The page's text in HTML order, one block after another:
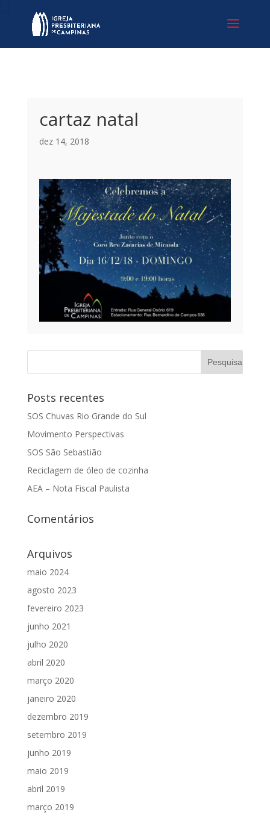
cartaz natal
dez 14, 2018
Posts recentes
SOS Chuvas Rio Grande do Sul
Movimento Perspectivas
SOS São Sebastião
Reciclagem de óleo de cozinha
AEA – Nota Fiscal Paulista
Comentários
Arquivos
maio 2024
agosto 2023
fevereiro 2023
junho 2021
julho 2020
abril 2020
março 2020
janeiro 2020
dezembro 2019
setembro 2019
junho 2019
maio 2019
abril 2019
março 2019